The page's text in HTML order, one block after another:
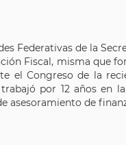
Federativas de la
Fiscal, misma que
el Congreso de la
por 12 años
asesoramiento de